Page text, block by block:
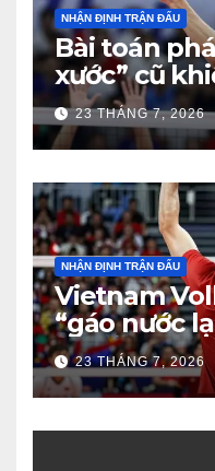
NHẬN ĐỊNH TRẬN ĐẤU
Bài toán
xước” cũ
nam Việt
trước Thái
23 THÁNG 7, 2026
NHẬN ĐỊNH TRẬN ĐẤU
Vietnam
“gáo nước
Từ dẫn 2-0
3 đầy tiếc
23 THÁNG 7, 2026